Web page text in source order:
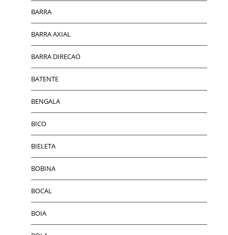
BARRA
BARRA AXIAL
BARRA DIRECAO
BATENTE
BENGALA
BICO
BIELETA
BOBINA
BOCAL
BOIA